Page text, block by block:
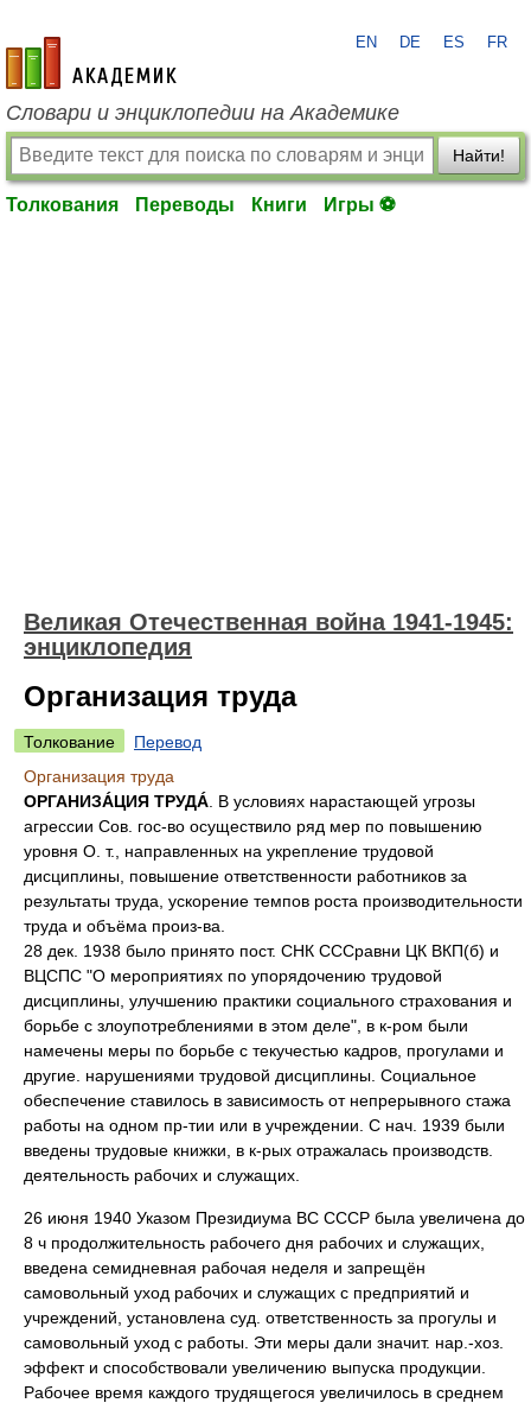
academic.ru
EN DE ES FR
Словари и энциклопедии на Академике
Найти!
Толкования Переводы Книги Игры ⚽
Великая Отечественная война 1941-1945:
энциклопедия
Организация труда
Толкование
Перевод
Организация труда
ОРГАНИЗÁЦИЯ ТРУДÁ . В условиях нарастающей угрозы
агрессии Сов. гос-во осуществило ряд мер по повышению
уровня О. т., направленных на укрепление трудовой
дисциплины, повышение ответственности работников за
результаты труда, ускорение темпов роста производительности
труда и объёма произ-ва.
28 дек. 1938 было принято пост. СНК СССравни ЦК ВКП(б) и
ВЦСПС "О мероприятиях по упорядочению трудовой
дисциплины, улучшению практики социального страхования и
борьбе с злоупотреблениями в этом деле", в к-ром были
намечены меры по борьбе с текучестью кадров, прогулами и
другие. нарушениями трудовой дисциплины. Социальное
обеспечение ставилось в зависимость от непрерывного стажа
работы на одном пр-тии или в учреждении. С нач. 1939 были
введены трудовые книжки, в к-рых отражалась производств.
деятельность рабочих и служащих.
26 июня 1940 Указом Президиума ВС СССР была увеличена до
8 ч продолжительность рабочего дня рабочих и служащих,
введена семидневная рабочая неделя и запрещён
самовольный уход рабочих и служащих с предприятий и
учреждений, установлена суд. ответственность за прогулы и
самовольный уход с работы. Эти меры дали значит. нар.-хоз.
эффект и способствовали увеличению выпуска продукции.
Рабочее время каждого трудящегося увеличилось в среднем